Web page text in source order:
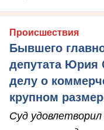
Происшествия
Бывшего
депутата Юрия
делу о
крупном
Суд